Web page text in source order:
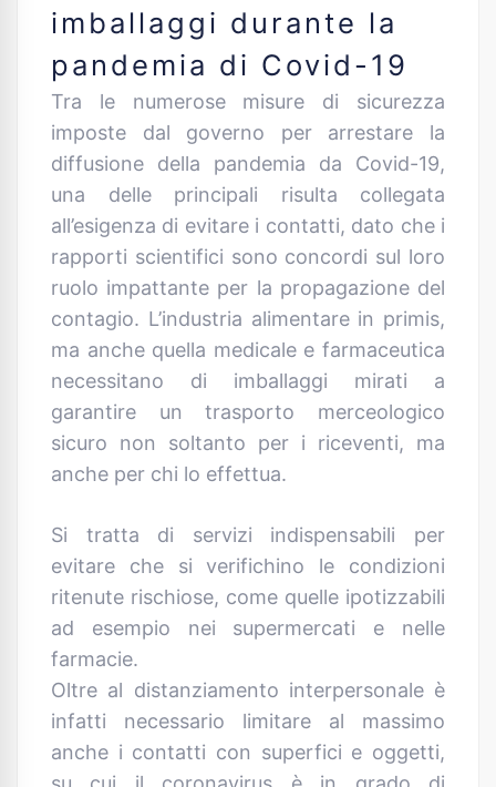
imballaggi durante la
pandemia di Covid-19
Tra le numerose misure di sicurezza
imposte dal governo per arrestare la
diffusione della pandemia da Covid-19,
una delle principali risulta collegata
all’esigenza di evitare i contatti, dato che i
rapporti scientifici sono concordi sul loro
ruolo impattante per la propagazione del
contagio. L’industria alimentare in primis,
ma anche quella medicale e farmaceutica
necessitano di imballaggi mirati a
garantire un trasporto merceologico
sicuro non soltanto per i riceventi, ma
anche per chi lo effettua.
Si tratta di servizi indispensabili per
evitare che si verifichino le condizioni
ritenute rischiose, come quelle ipotizzabili
ad esempio nei supermercati e nelle
farmacie.
Oltre al distanziamento interpersonale è
infatti necessario limitare al massimo
anche i contatti con superfici e oggetti,